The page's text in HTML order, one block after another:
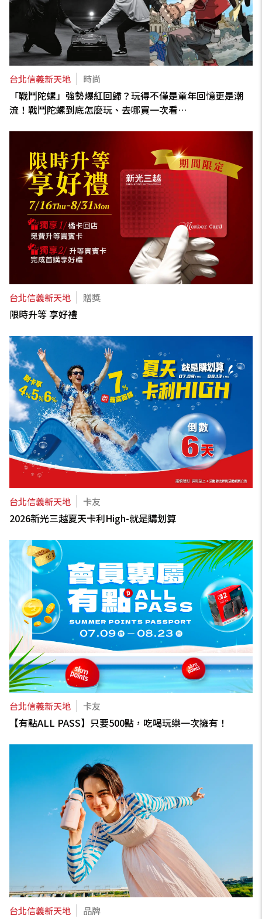
台北信義新天地 時尚
「戰鬥陀螺」強勢爆紅回歸？玩得不僅是童年回憶更是潮
流！戰鬥陀螺到底怎麼玩、去哪買一次看…
台北信義新天地 贈獎
限時升等 享好禮
台北信義新天地 卡友
2026新光三越夏天卡利High-就是購划算
台北信義新天地 卡友
【有點ALL PASS】只要500點，吃喝玩樂一次擁有！
台北信義新天地 品牌